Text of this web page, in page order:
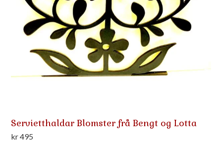
Servietthaldar Blomster frå Bengt og Lotta
kr495